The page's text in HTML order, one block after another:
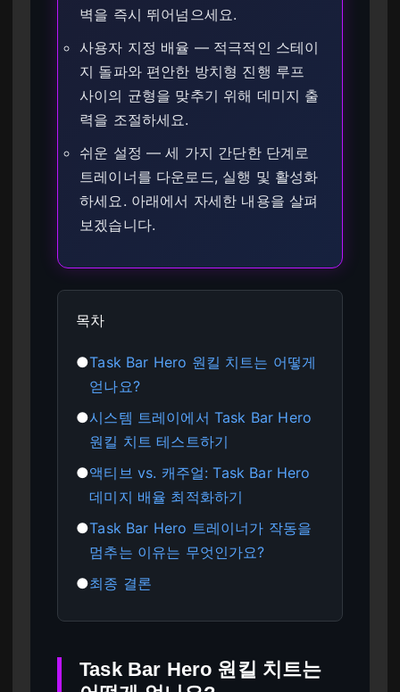
벽을 즉시 뛰어넘으세요.
사용자 지정 배율 — 적극적인 스테이
지 돌파와 편안한 방치형 진행 루프
사이의 균형을 맞추기 위해 데미지 출
력을 조절하세요.
쉬운 설정 — 세 가지 간단한 단계로
트레이너를 다운로드, 실행 및 활성화
하세요. 아래에서 자세한 내용을 살펴
보겠습니다.
목차
●Task Bar Hero 원킬 치트는 어떻게
얻나요?
●시스템 트레이에서 Task Bar Hero
원킬 치트 테스트하기
●액티브 vs. 캐주얼: Task Bar Hero
데미지 배율 최적화하기
●Task Bar Hero 트레이너가 작동을
멈추는 이유는 무엇인가요?
●최종 결론
Task Bar Hero 원킬 치트는